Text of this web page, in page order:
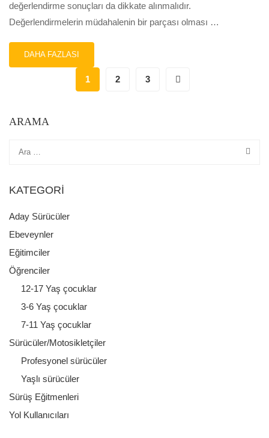
değerlendirme sonuçları da dikkate alınmalıdır.
Değerlendirmelerin müdahalenin bir parçası olması …
READ
MORE
VE/VEYA
DEĞERLENDIRMELERI
DAHA FAZLASI
1 2 3
ARAMA
KATEGORI
Aday Sürücüler
Ebeveynler
Eğitimciler
Öğrenciler
12-17 Yaş çocuklar
3-6 Yaş çocuklar
7-11 Yaş çocuklar
Sürücüler/Motosikletçiler
Profesyonel sürücüler
Yaşlı sürücüler
Sürüş Eğitmenleri
Yol Kullanıcıları